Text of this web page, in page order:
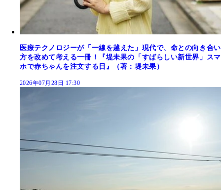
医療テクノロジーが「一線を越えた」現代で、命との向き合い
方を改めて考える一冊！『堤未果の「すばらしい新世界」スマ
ホで赤ちゃんを注文する日』（著：堤未果）
2026年07月28日 17:30